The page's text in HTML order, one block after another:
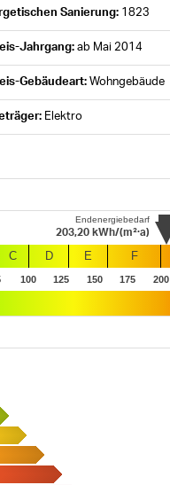
Sanierung: 1823
Jahrgang: ab Mai 2014
Gebäudeart: Wohngebäude
Elektro
Endenergiebedarf
203,20 kWh/(m²·a)
C D E F
100 125 150 175 200